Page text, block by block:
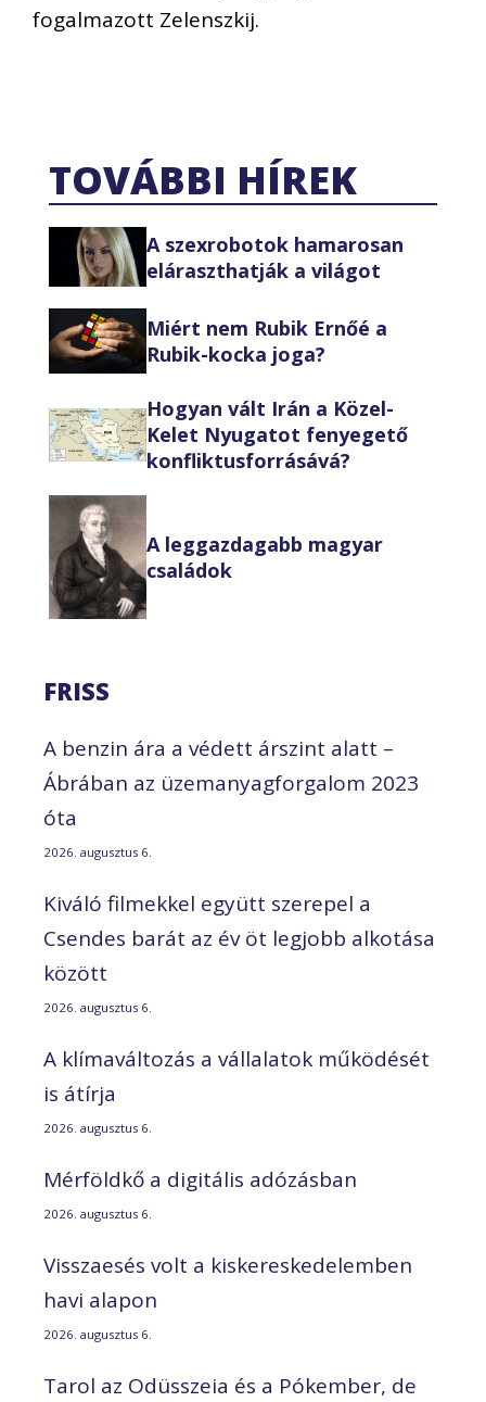
fogalmazott Zelenszkij.
TOVÁBBI HÍREK
A szexrobotok hamarosan
eláraszthatják a világot
Miért nem Rubik Ernőé a
Rubik-kocka joga?
Hogyan vált Irán a Közel-
Kelet Nyugatot fenyegető
konfliktusforrásává?
A leggazdagabb magyar
családok
FRISS
A benzin ára a védett árszint alatt –
Ábrában az üzemanyagforgalom 2023
óta
2026. augusztus 6.
Kiváló filmekkel együtt szerepel a
Csendes barát az év öt legjobb alkotása
között
2026. augusztus 6.
A klímaváltozás a vállalatok működését
is átírja
2026. augusztus 6.
Mérföldkő a digitális adózásban
2026. augusztus 6.
Visszaesés volt a kiskereskedelemben
havi alapon
2026. augusztus 6.
Tarol az Odüsszeia és a Pókember, de